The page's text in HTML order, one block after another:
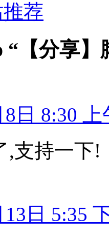
荐
“【分享
8日 8:30 上
,支持一下!
13日 5:35